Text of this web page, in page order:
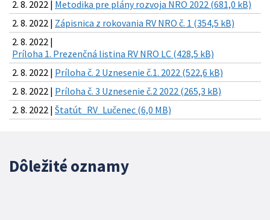
2. 8. 2022 | Metodika pre plány rozvoja NRO 2022 (681,0 kB)
2. 8. 2022 | Zápisnica z rokovania RV NRO č. 1 (354,5 kB)
2. 8. 2022 |
Príloha 1. Prezenčná listina RV NRO LC (428,5 kB)
2. 8. 2022 | Príloha č. 2 Uznesenie č.1. 2022 (522,6 kB)
2. 8. 2022 | Príloha č. 3 Uznesenie č.2 2022 (265,3 kB)
2. 8. 2022 | Štatút_RV_Lučenec (6,0 MB)
Dôležité oznamy